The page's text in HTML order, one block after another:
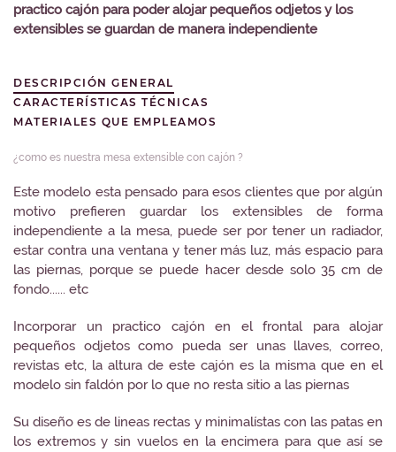
practico cajón para poder alojar pequeños odjetos y los
extensibles se guardan de manera independiente
DESCRIPCIÓN GENERAL
CARACTERÍSTICAS TÉCNICAS
MATERIALES QUE EMPLEAMOS
¿como es nuestra mesa extensible con cajón ?
Este modelo esta pensado para esos clientes que por algún
motivo prefieren guardar los extensibles de forma
independiente a la mesa, puede ser por tener un radiador,
estar contra una ventana y tener más luz, más espacio para
las piernas, porque se puede hacer desde solo 35 cm de
fondo...... etc
Incorporar un practico cajón en el frontal para alojar
pequeños odjetos como pueda ser unas llaves, correo,
revistas etc, la altura de este cajón es la misma que en el
modelo sin faldón por lo que no resta sitio a las piernas
Su diseño es de lineas rectas y minimalístas con las patas en
los extremos y sin vuelos en la encimera para que así se